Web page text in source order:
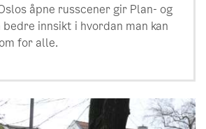
åpne russcener gir Plan- og
innsikt i hvordan man kan
for alle.